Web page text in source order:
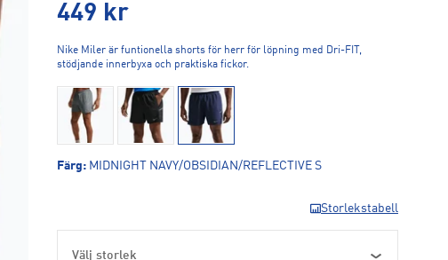
449 kr
Nike Miler är funtionella shorts för herr för löpning med Dri-FIT,
stödjande innerbyxa och praktiska fickor.
Färg: MIDNIGHT NAVY/OBSIDIAN/REFLECTIVE S
Storlekstabell
Välj storlek